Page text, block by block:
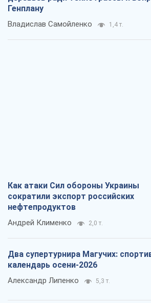
Генплану
Владислав Самойленко 1,4 т.
Как атаки Сил обороны Украины
сократили экспорт российских
нефтепродуктов
Андрей Клименко 2,0 т.
Два супертурнира Магучих:
календарь осени-2026
Александр Липенко 5,3 т.